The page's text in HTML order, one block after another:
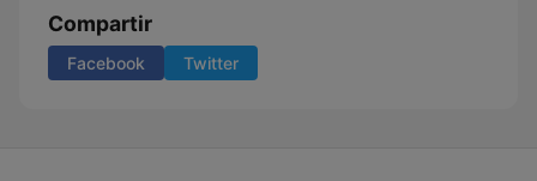
Compartir
Facebook Twitter